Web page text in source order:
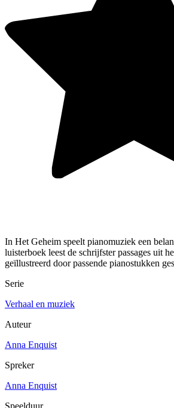
In Het Geheim speelt pianomuziek een
luisterboek leest de schrijfster passages uit
geïllustreerd door passende pianostukken
Serie
Verhaal en muziek
Auteur
Anna Enquist
Spreker
Anna Enquist
Speelduur